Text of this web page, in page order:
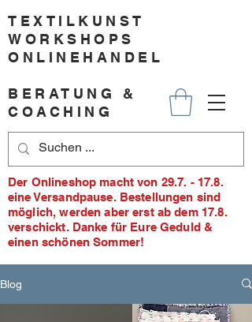
TEXTILKUNST
WORKSHOPS
ONLINEHANDEL
BERATUNG &
COACHING
Der Onlineshop macht von 29.7. - 17.8.
eine Versandpause. Bestellungen sind
möglich, werden aber erst ab dem 17.8.
verschickt. Danke für Eure Geduld &
einen schönen Sommer!
Blog